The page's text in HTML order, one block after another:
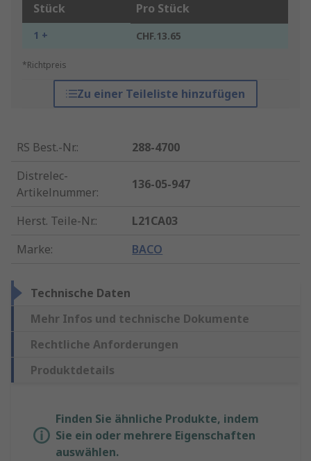
Stück Pro Stück
1 + CHF.13.65
*Richtpreis
Zu einer Teileliste hinzufügen
RS Best.-Nr.:
288-4700
Distrelec-
Artikelnummer:
136-05-947
Herst. Teile-Nr.:
L21CA03
Marke: BACO
Technische Daten
Mehr Infos und technische Dokumente
Rechtliche Anforderungen
Produktdetails
Finden Sie ähnliche Produkte, indem
Sie ein oder mehrere Eigenschaften
auswählen.